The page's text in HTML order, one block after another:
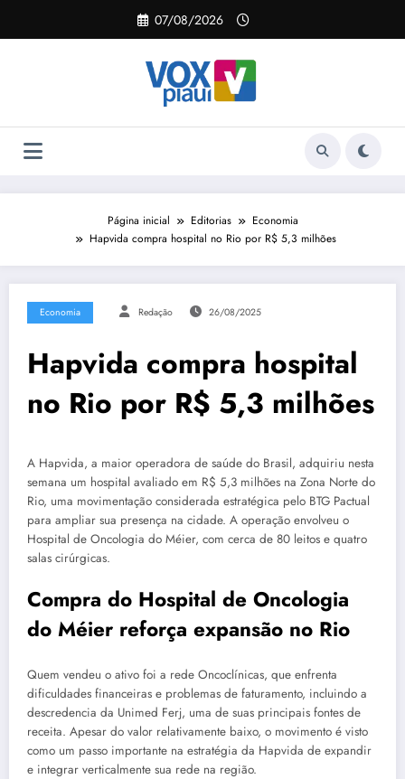
o
07/08/2026
Página inicial Editorias
Economia
Hapvida compra hospital no Rio por R$ 5,3 milhões
Economia Redação 26/08/2025
Hapvida compra hospital
no Rio por R$ 5,3 milhões
A Hapvida, a maior operadora de saúde do Brasil, adquiriu nesta
semana um hospital avaliado em R$ 5,3 milhões na Zona Norte do
Rio, uma movimentação considerada estratégica pelo BTG Pactual
para ampliar sua presença na cidade. A operação envolveu o
Hospital de Oncologia do Méier, com cerca de 80 leitos e quatro
salas cirúrgicas.
Compra do Hospital de Oncologia
do Méier reforça expansão no Rio
Quem vendeu o ativo foi a rede Oncoclínicas, que enfrenta
dificuldades financeiras e problemas de faturamento, incluindo a
descredencia da Unimed Ferj, uma de suas principais fontes de
receita. Apesar do valor relativamente baixo, o movimento é visto
como um passo importante na estratégia da Hapvida de expandir
e integrar verticalmente sua rede na região.